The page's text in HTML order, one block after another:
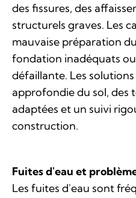
des fissures, des
structurels graves. Les
mauvaise préparation
fondation inadéquats
défaillante. Les
approfondie du sol, des
adaptées et un suivi
construction.
Fuites d'eau et
Les fuites d'eau sont